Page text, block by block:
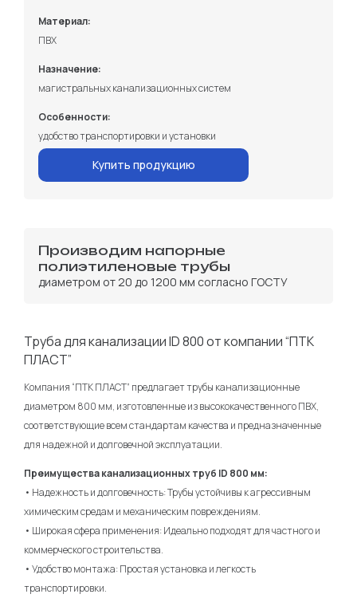
Материал:
ПВХ
Назначение:
магистральных канализационных систем
Особенности:
удобство транспортировки и установки
Купить продукцию
Производим напорные
полиэтиленовые трубы
диаметром от 20 до 1200 мм согласно ГОСТУ
Труба для канализации ID 800 от компании “ПТК
ПЛАСТ”
Компания “ПТК ПЛАСТ” предлагает трубы канализационные
диаметром 800 мм, изготовленные из высококачественного ПВХ,
соответствующие всем стандартам качества и предназначенные
для надежной и долговечной эксплуатации.
Преимущества канализационных труб ID 800 мм:
• Надежность и долговечность: Трубы устойчивы к агрессивным
химическим средам и механическим повреждениям.
• Широкая сфера применения: Идеально подходят для частного и
коммерческого строительства.
• Удобство монтажа: Простая установка и легкость
транспортировки.